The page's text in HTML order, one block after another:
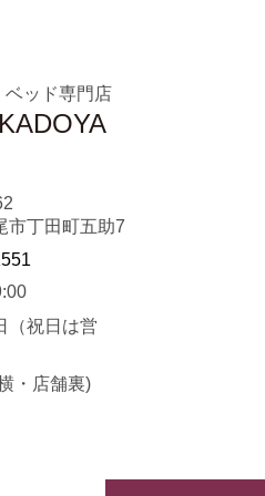
ベッド専門店
市丁田町五助7
（祝日は営
・店舗裏)